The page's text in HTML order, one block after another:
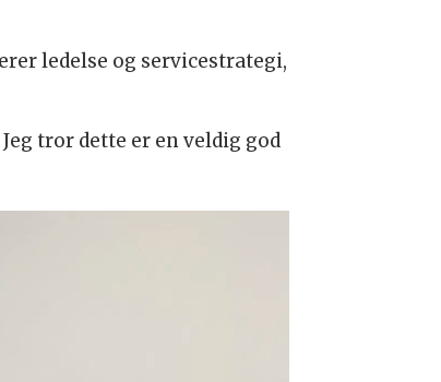
ledelse og servicestrategi,
tror dette er en veldig god